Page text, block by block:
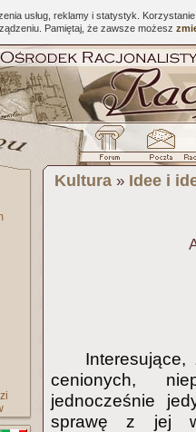
usług, reklamy i statystyk.
Pamiętaj, że zawsze możesz
Kultura » Idee i
cenionych,
jednocześnie
sprawę z jej